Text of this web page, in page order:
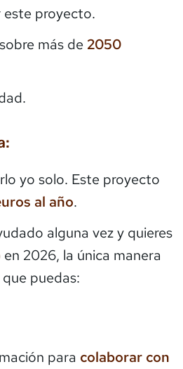
este proyecto.
más de 2050
yo solo. Este proyecto
al año.
alguna vez y quieres
en 2026, la única manera
puedas:
para colaborar con